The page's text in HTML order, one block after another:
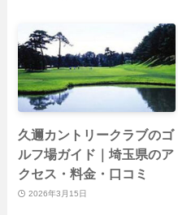
久邇カントリークラブのゴ
ルフ場ガイド｜埼玉県のア
クセス・料金・口コミ
2026年3月15日